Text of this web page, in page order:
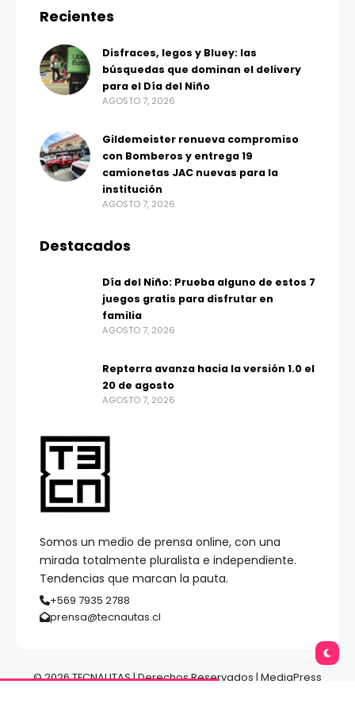
Somos un medio de prensa online, con una
mirada totalmente pluralista e independiente.
Tendencias que marcan la pauta.
+569 7935 2788
prensa@tecnautas.cl
Recientes
Disfraces, legos y Bluey: las
búsquedas que dominan el delivery
para el Día del Niño
AGOSTO 7, 2026
Gildemeister renueva compromiso
con Bomberos y entrega 19
camionetas JAC nuevas para la
institución
AGOSTO 7, 2026
Destacados
Día del Niño: Prueba alguno de estos 7
juegos gratis para disfrutar en
familia
AGOSTO 7, 2026
Repterra avanza hacia la versión 1.0 el
20 de agosto
AGOSTO 7, 2026
© 2026 TECNAUTAS | Derechos Reservados | MediaPress